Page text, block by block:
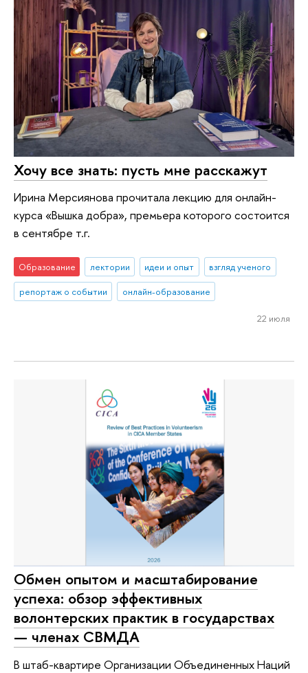
Хочу все знать: пусть мне расскажут
Ирина Мерсиянова прочитала лекцию для онлайн-
курса «Вышка добра», премьера которого состоится
в сентябре т.г.
Образование лектории идеи и опыт
взгляд ученого
репортаж о событии
онлайн-образование
22 июля
Обмен опытом и масштабирование
успеха: обзор эффективных
волонтерских практик в государствах
— членах СВМДА
В штаб-квартире Организации Объединенных Наций